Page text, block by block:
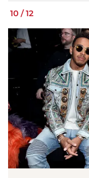
10 / 12